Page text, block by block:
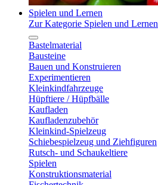
Spielen und Lernen
Zur Kategorie Spielen und Lernen
Bastelmaterial
Bausteine
Bauen und Konstruieren
Experimentieren
Kleinkindfahrzeuge
Hüpftiere / Hüpfbälle
Kaufladen
Kaufladenzubehör
Kleinkind-Spielzeug
Schiebespielzeug und Ziehfiguren
Rutsch- und Schaukeltiere
Spielen
Konstruktionsmaterial